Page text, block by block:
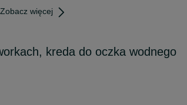
Zobacz więcej
kreda do oczka wodnego